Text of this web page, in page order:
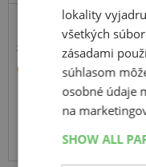
71,96 €
45,60 €
SKLADOM
lokality
všetkých
zásadami
súhlasom
osobné údaje
na
SHOW ALL